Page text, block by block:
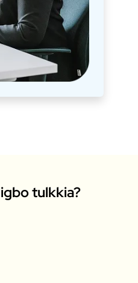
tulkkia?